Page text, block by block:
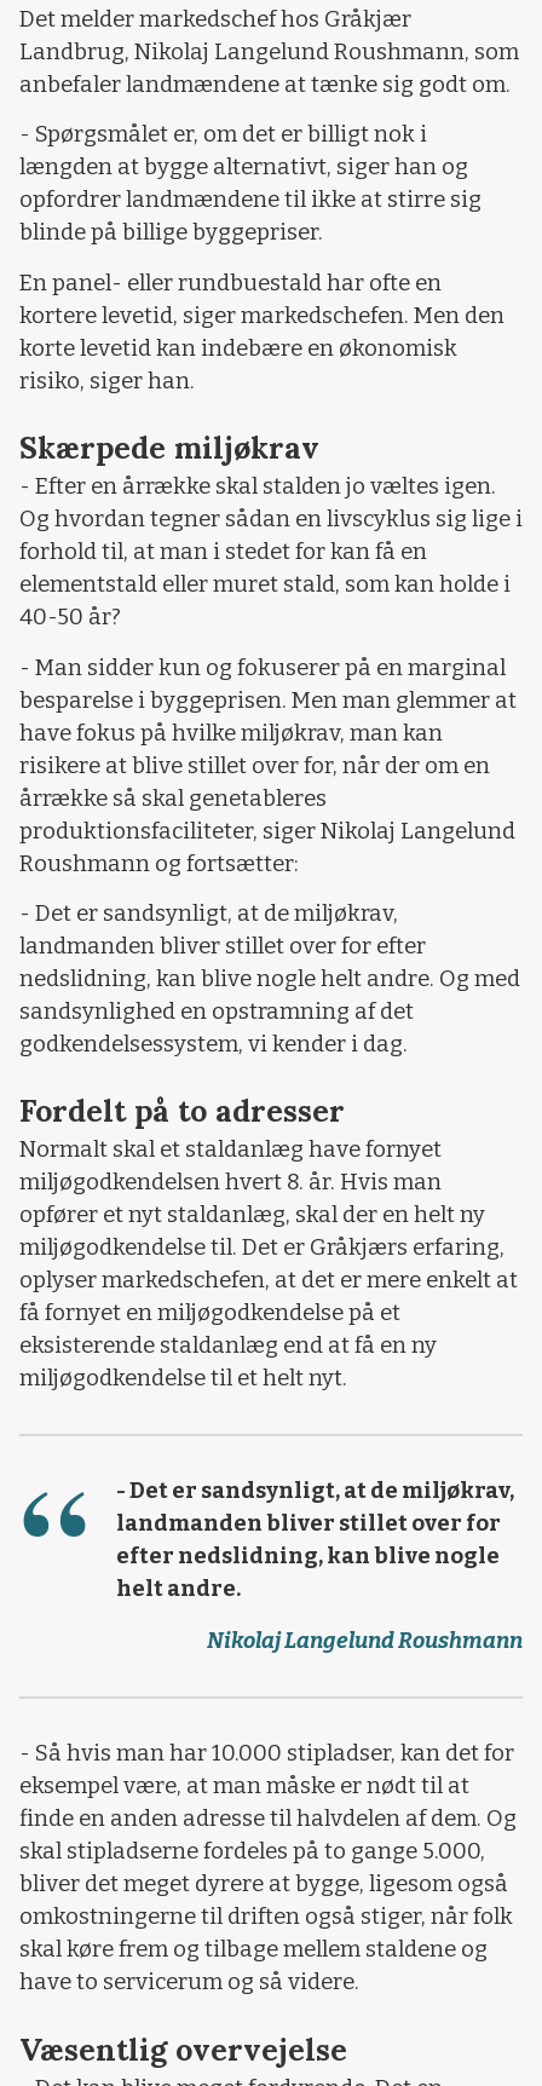
Det melder markedschef hos Gråkjær
Landbrug, Nikolaj Langelund Roushmann, som
anbefaler landmændene at tænke sig godt om.
- Spørgsmålet er, om det er billigt nok i
længden at bygge alternativt, siger han og
opfordrer landmændene til ikke at stirre sig
blinde på billige byggepriser.
En panel- eller rundbuestald har ofte en
kortere levetid, siger markedschefen. Men den
korte levetid kan indebære en økonomisk
risiko, siger han.
Skærpede miljøkrav
- Efter en årrække skal stalden jo væltes igen.
Og hvordan tegner sådan en livscyklus sig lige i
forhold til, at man i stedet for kan få en
elementstald eller muret stald, som kan holde i
40-50 år?
- Man sidder kun og fokuserer på en marginal
besparelse i byggeprisen. Men man glemmer at
have fokus på hvilke miljøkrav, man kan
risikere at blive stillet over for, når der om en
årrække så skal genetableres
produktionsfaciliteter, siger Nikolaj Langelund
Roushmann og fortsætter:
- Det er sandsynligt, at de miljøkrav,
landmanden bliver stillet over for efter
nedslidning, kan blive nogle helt andre. Og med
sandsynlighed en opstramning af det
godkendelsessystem, vi kender i dag.
Fordelt på to adresser
Normalt skal et staldanlæg have fornyet
miljøgodkendelsen hvert 8. år. Hvis man
opfører et nyt staldanlæg, skal der en helt ny
miljøgodkendelse til. Det er Gråkjærs erfaring,
oplyser markedschefen, at det er mere enkelt at
få fornyet en miljøgodkendelse på et
eksisterende staldanlæg end at få en ny
miljøgodkendelse til et helt nyt.
- Det er sandsynligt, at de miljøkrav,
landmanden bliver stillet over for
efter nedslidning, kan blive nogle
helt andre.
Nikolaj Langelund Roushmann
- Så hvis man har 10.000 stipladser, kan det for
eksempel være, at man måske er nødt til at
finde en anden adresse til halvdelen af dem. Og
skal stipladserne fordeles på to gange 5.000,
bliver det meget dyrere at bygge, ligesom også
omkostningerne til driften også stiger, når folk
skal køre frem og tilbage mellem staldene og
have to servicerum og så videre.
Væsentlig overvejelse